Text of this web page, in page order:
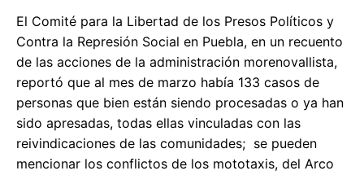
El Comité para la Libertad de los Presos Políticos y
Contra la Represión Social en Puebla, en un recuento
de las acciones de la administración morenovallista,
reportó que al mes de marzo había 133 casos de
personas que bien están siendo procesadas o ya han
sido apresadas, todas ellas vinculadas con las
reivindicaciones de las comunidades; se pueden
mencionar los conflictos de los mototaxis, del Arco